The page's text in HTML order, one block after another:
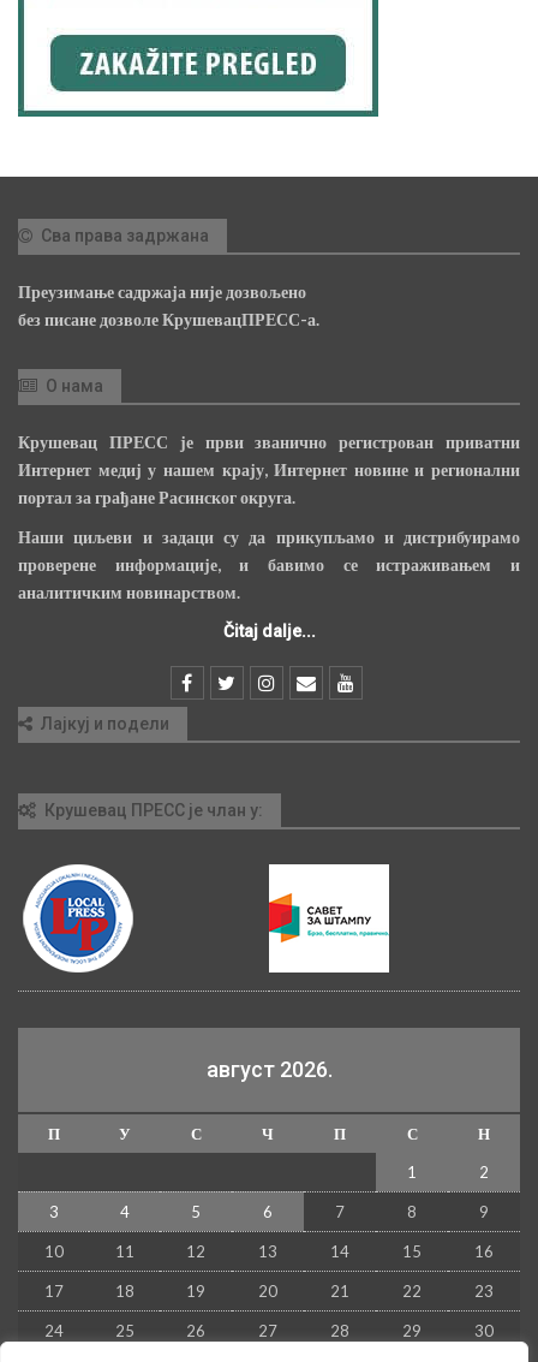
Сва права задржана
Преузимање садржаја није дозвољено
без писане дозволе КрушевацПРЕСС-а.
О нама
Крушевац ПРЕСС је први званично регистрован приватни
Интернет медиј у нашем крају, Интернет новине и регионални
портал за грађане Расинског округа.
Наши циљеви и задаци су да прикупљамо и дистрибуирамо
проверене информације, и бавимо се истраживањем и
аналитичким новинарством.
Čitaj dalje...
Лајкуј и подели
Крушевац ПРЕСС је члан у:
август 2026.
П У С Ч П С
Н
1
2
3 4 5 6 7 8 9
10 11 12 13 14 15 16
17 18 19 20 21 22 23
24 25 26 27 28 29 30